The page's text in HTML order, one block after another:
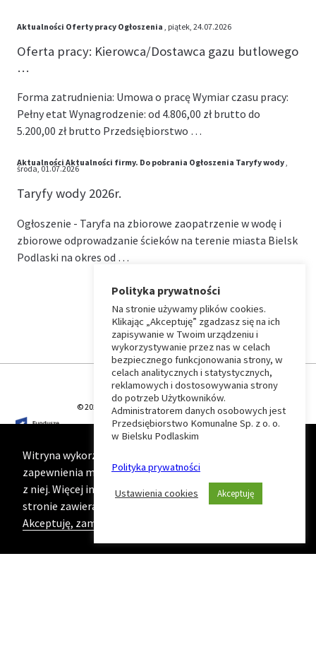
Aktualności Oferty pracy Ogłoszenia , piątek, 24.07.2026
Oferta pracy: Kierowca/Dostawca gazu butlowego
…
Forma zatrudnienia: Umowa o pracę Wymiar czasu pracy:
Pełny etat Wynagrodzenie: od 4.806,00 zł brutto do
5.200,00 zł brutto Przedsiębiorstwo …
Aktualności Aktualności firmy. Do pobrania Ogłoszenia Taryfy wody,
środa, 01.07.2026
Taryfy wody 2026r.
Ogłoszenie - Taryfa na zbiorowe zaopatrzenie w wodę i
zbiorowe odprowadzanie ścieków na terenie miasta Bielsk
Podlaski na okres od …
⏶
Wróć
do
początku
strony
© 2026 T-Matic Grupa Computer Plus Sp. z o.o.
Witryna wykorzystuje ciasteczka (cookies) w celu
zapewnienia maksymalnej wygody podczas korzystania
z niej. Więcej informacji na ten temat znajduje się na
stronie zawierającej naszą
Politykę prywatności
Akceptuję, zamknij komunikat
Polityka prywatności
Na stronie używamy plików cookies.
Klikając „Akceptuję” zgadzasz się na ich
zapisywanie w Twoim urządzeniu i
wykorzystywanie przez nas w celach
bezpiecznego funkcjonowania strony, w
celach analitycznych i statystycznych,
reklamowych i dostosowywania strony
do potrzeb Użytkowników.
Administratorem danych osobowych jest
Przedsiębiorstwo Komunalne Sp. z o. o.
w Bielsku Podlaskim
Polityka prywatności
Ustawienia cookies Akceptuję